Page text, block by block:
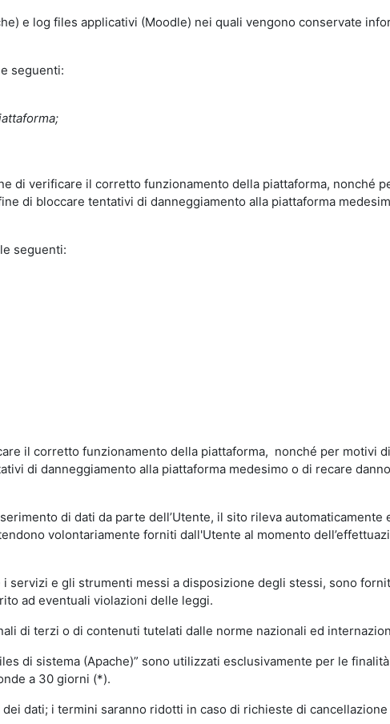
e log files applicativi (Moodle) nei quali vengono conservate
seguenti:
di verificare il corretto funzionamento della piattaforma, nonché
di bloccare tentativi di danneggiamento alla piattaforma
seguenti:
il corretto funzionamento della piattaforma, nonché per motivi
di danneggiamento alla piattaforma medesimo o di recare
di dati da parte dell’Utente, il sito rileva
volontariamente forniti dall'Utente al momento
e gli strumenti messi a disposizione degli stessi, sono
ad eventuali violazioni delle leggi.
di terzi o di contenuti tutelati dalle norme nazionali ed
di sistema (Apache)” sono utilizzati esclusivamente per le
a 30 giorni (*).
dati; i termini saranno ridotti in caso di richieste di cancellazione